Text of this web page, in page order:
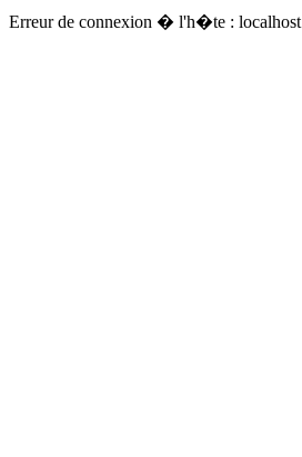
Erreur de connexion � l'h�te : localhost